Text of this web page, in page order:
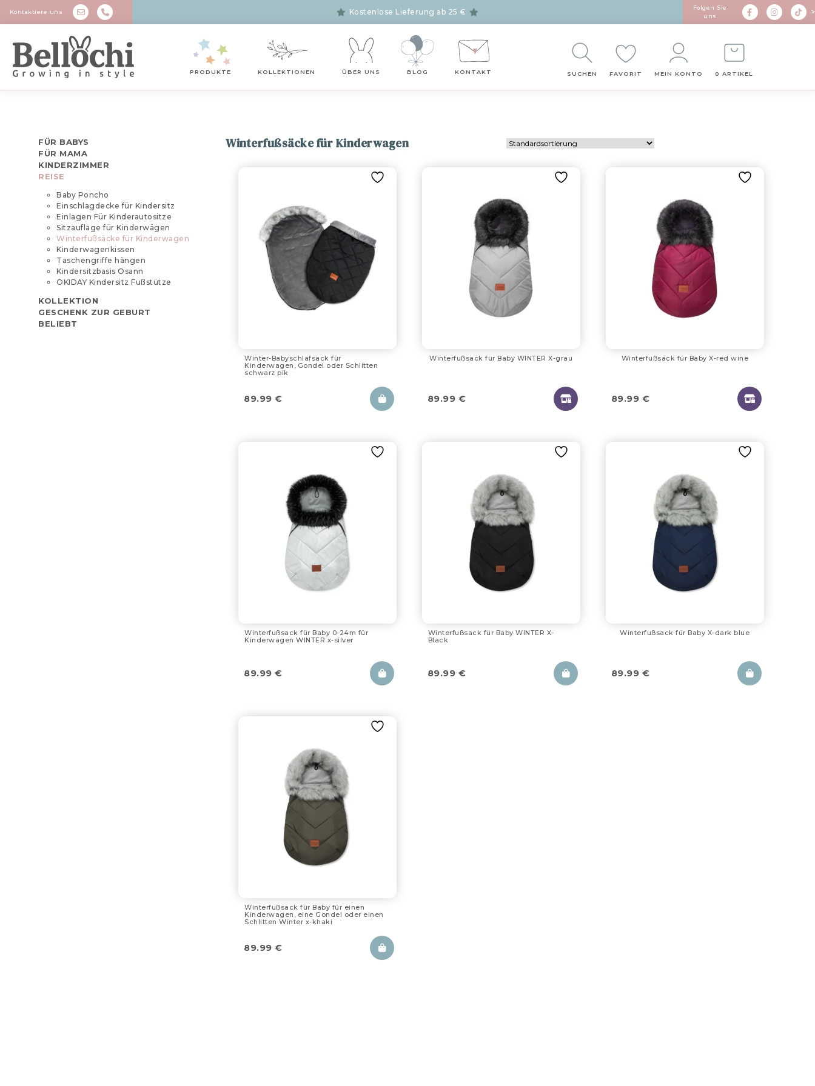
Kontaktiere uns Kostenlose Lieferung ab 25 €
Folgen Sie
uns
>
PRODUKTE KOLLEKTIONEN ÜBER UNS BLOG KONTAKT SUCHEN FAVORIT MEIN KONTO 0 ARTIKEL
FÜR BABYS
FÜR MAMA
KINDERZIMMER
REISE
Baby Poncho
Einschlagdecke für Kindersitz
Einlagen Für Kinderautositze
Sitzauflage für Kinderwägen
Winterfußsäcke für Kinderwagen
Kinderwagenkissen
Taschengriffe hängen
Kindersitzbasis Osann
OKIDAY Kindersitz Fußstütze
KOLLEKTION
GESCHENK ZUR GEBURT
BELIEBT
Winterfußsäcke für Kinderwagen
Winter-Babyschlafsack für
Kinderwagen, Gondel oder Schlitten
schwarz pik
89.99 €
Winterfußsack für Baby WINTER X-grau
89.99 €
Winterfußsack für Baby X-red wine
89.99 €
Winterfußsack für Baby 0-24m für
Kinderwagen WINTER x-silver
89.99 €
Winterfußsack für Baby WINTER X-
Black
89.99 €
Winterfußsack für Baby X-dark blue
89.99 €
Winterfußsack für Baby für einen
Kinderwagen, eine Gondel oder einen
Schlitten Winter x-khaki
89.99 €